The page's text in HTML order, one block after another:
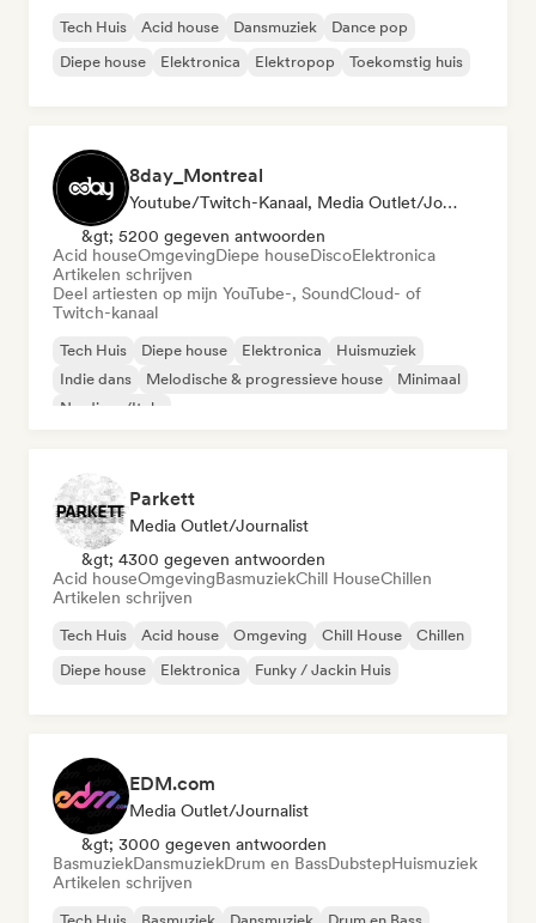
Tech Huis Acid house Dansmuziek
Dance pop
Diepe house
Elektronica Elektropop Toekomstig huis
8day_Montreal
Youtube/Twitch-Kanaal, Media Outlet/Journalist
&gt; 5200 gegeven antwoorden
Acid houseOmgevingDiepe houseDiscoElektronica
Artikelen schrijven
Deel artiesten op mijn YouTube-, SoundCloud- of
Twitch-kanaal
Tech Huis Diepe house Elektronica
Huismuziek
Indie dans
Melodische & progressieve house
Minimaal
Nu-disco/Italo
Parkett
Media Outlet/Journalist
&gt; 4300 gegeven antwoorden
Acid houseOmgevingBasmuziekChill HouseChillen
Artikelen schrijven
Tech Huis Acid house Omgeving Chill House
Chillen
Diepe house
Elektronica Funky / Jackin Huis
EDM.com
Media Outlet/Journalist
&gt; 3000 gegeven antwoorden
BasmuziekDansmuziekDrum en BassDubstepHuismuziek
Artikelen schrijven